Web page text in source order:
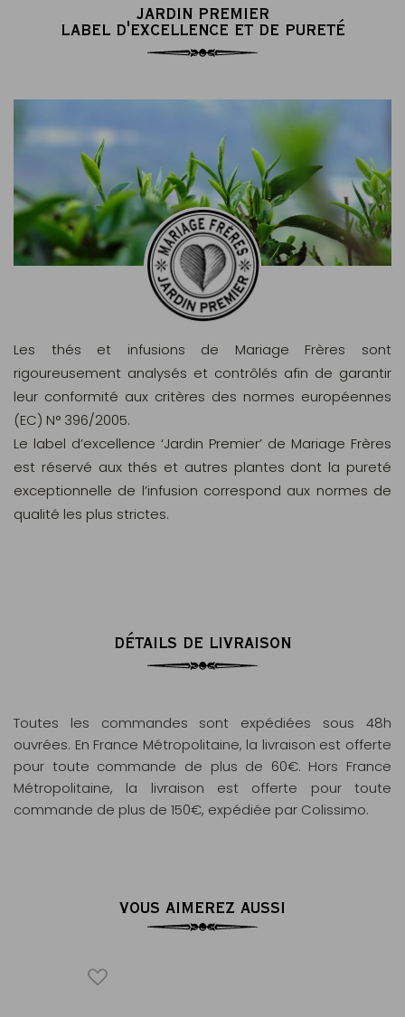
JARDIN PREMIER
LABEL D'EXCELLENCE ET DE PURETÉ
Les thés et infusions de Mariage Frères sont
rigoureusement analysés et contrôlés afin de garantir
leur conformité aux critères des normes européennes
(EC) N° 396/2005.
Le label d’excellence ‘Jardin Premier’ de Mariage Frères
est réservé aux thés et autres plantes dont la pureté
exceptionnelle de l’infusion correspond aux normes de
qualité les plus strictes.
DÉTAILS DE LIVRAISON
Toutes les commandes sont expédiées sous 48h
ouvrées. En France Métropolitaine, la livraison est offerte
pour toute commande de plus de 60€. Hors France
Métropolitaine, la livraison est offerte pour toute
commande de plus de 150€, expédiée par Colissimo.
VOUS AIMEREZ AUSSI